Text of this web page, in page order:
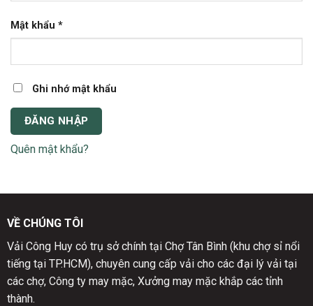
Mật khẩu *
Ghi nhớ mật khẩu
ĐĂNG NHẬP
Quên mật khẩu?
VỀ CHÚNG TÔI
Vải Công Huy có trụ sở chính tại Chợ Tân Bình (khu chợ sỉ nổi
tiếng tại TP.HCM), chuyên cung cấp vải cho các đại lý vải tại
các chợ, Công ty may mặc, Xưởng may mặc khắp các tỉnh
thành.